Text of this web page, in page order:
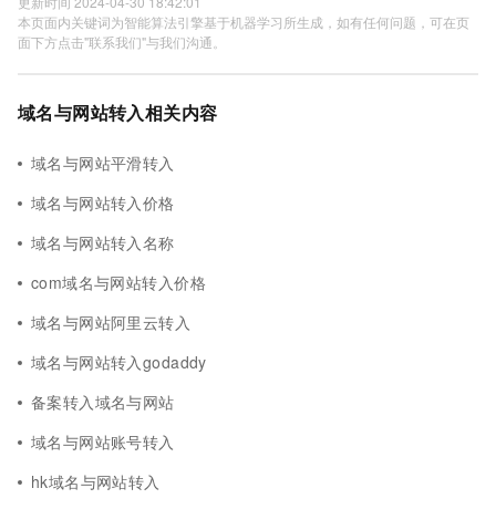
本页面内关键词为智能算法引擎基于机器学习所生成，如有任何问题，可在页
面下方点击"联系我们"与我们沟通。
域名与网站转入相关内容
域名与网站平滑转入
域名与网站转入价格
域名与网站转入名称
com域名与网站转入价格
域名与网站阿里云转入
域名与网站转入godaddy
备案转入域名与网站
域名与网站账号转入
hk域名与网站转入